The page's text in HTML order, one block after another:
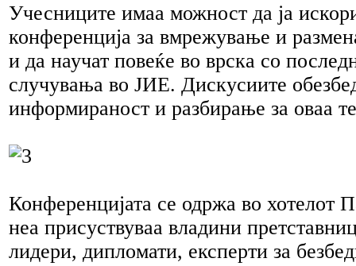
Учесниците имаа можност да ја
конференција за вмрежување и
и да научат повеќе во врска со
случувања во ЈИЕ. Дискусиите
информираност и разбирање за оваа
Конференцијата се одржа во хотелот
неа присуствуваа владини
лидери, дипломати, експерти за